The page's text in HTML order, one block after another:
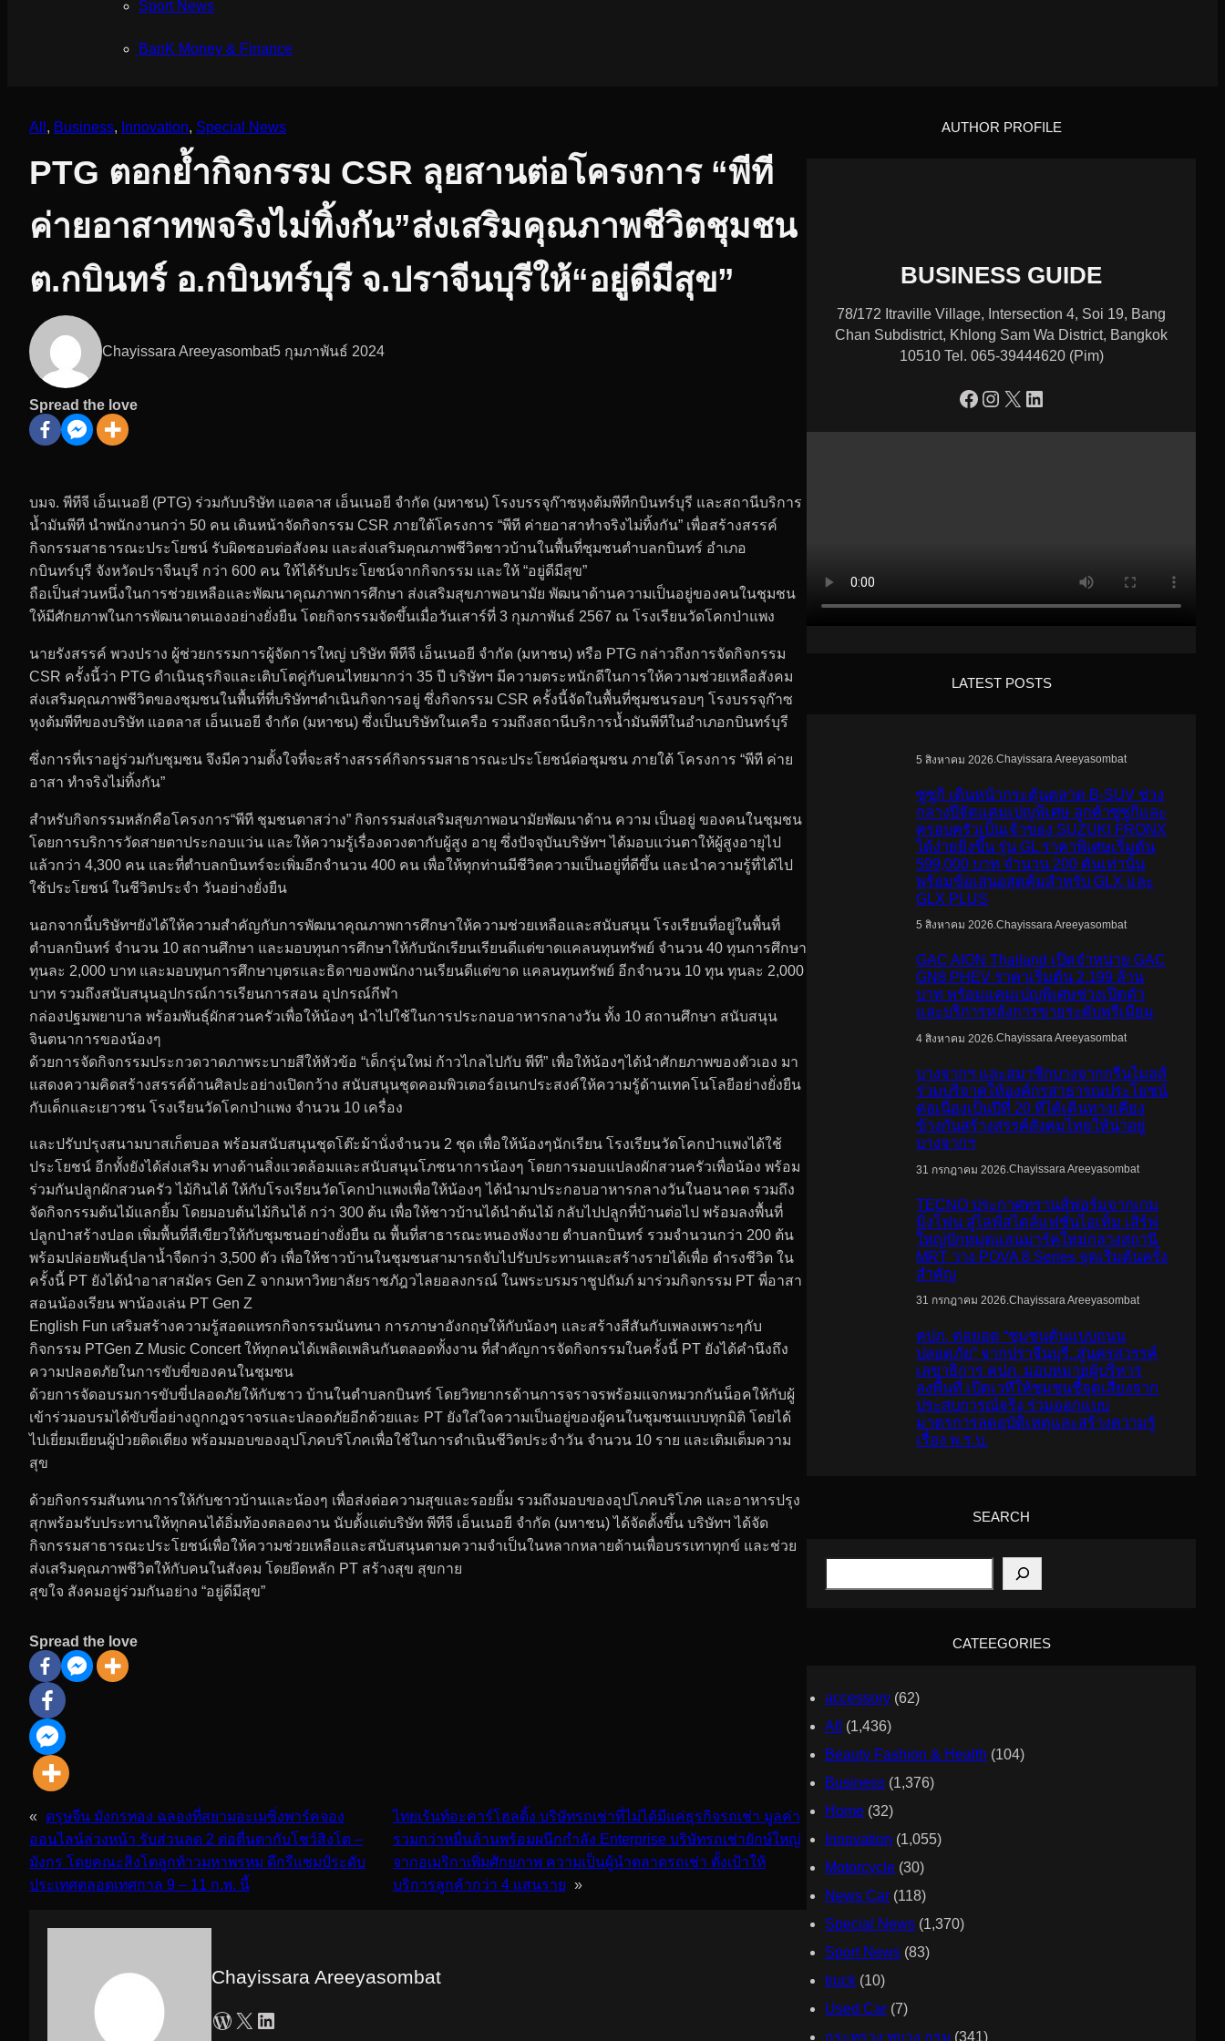
Sport News
ฺBanK Money & Finance
All , Business, Innovation, Special News
PTG ตอกย้ำกิจกรรม CSR ลุยสานต่อโครงการ “พีที
ค่ายอาสาทพจริงไม่ทิ้งกัน”ส่งเสริมคุณภาพชีวิตชุมชน
ต.กบินทร์ อ.กบินทร์บุรี จ.ปราจีนบุรีให้“อยู่ดีมีสุข”
Chayissara Areeyasombat5 กุมภาพันธ์ 2024
Spread the love
บมจ. พีทีจี เอ็นเนอยี (PTG) ร่วมกับบริษัท แอตลาส เอ็นเนอยี จำกัด (มหาชน) โรงบรรจุก๊าซหุงต้มพีทีกบินทร์บุรี และสถานีบริการ
น้ำมันพีที นำพนักงานกว่า 50 คน เดินหน้าจัดกิจกรรม CSR ภายใต้โครงการ “พีที ค่ายอาสาทำจริงไม่ทิ้งกัน” เพื่อสร้างสรรค์
กิจกรรมสาธารณะประโยชน์ รับผิดชอบต่อสังคม และส่งเสริมคุณภาพชีวิตชาวบ้านในพื้นที่ชุมชนตำบลกบินทร์ อำเภอ
กบินทร์บุรี จังหวัดปราจีนบุรี กว่า 600 คน ให้ได้รับประโยชน์จากกิจกรรม และให้ “อยู่ดีมีสุข”
ถือเป็นส่วนหนึ่งในการช่วยเหลือและพัฒนาคุณภาพการศึกษา ส่งเสริมสุขภาพอนามัย พัฒนาด้านความเป็นอยู่ของคนในชุมชน
ให้มีศักยภาพในการพัฒนาตนเองอย่างยั่งยืน โดยกิจกรรมจัดขึ้นเมื่อวันเสาร์ที่ 3 กุมภาพันธ์ 2567 ณ โรงเรียนวัดโคกป่าแพง
นายรังสรรค์ พวงปราง ผู้ช่วยกรรมการผู้จัดการใหญ่ บริษัท พีทีจี เอ็นเนอยี จำกัด (มหาชน) หรือ PTG กล่าวถึงการจัดกิจกรรม
CSR ครั้งนี้ว่า PTG ดำเนินธุรกิจและเติบโตคู่กับคนไทยมากว่า 35 ปี บริษัทฯ มีความตระหนักดีในการให้ความช่วยเหลือสังคม
ส่งเสริมคุณภาพชีวิตของชุมชนในพื้นที่ที่บริษัทฯดำเนินกิจการอยู่ ซึ่งกิจกรรม CSR ครั้งนี้จัดในพื้นที่ชุมชนรอบๆ โรงบรรจุก๊าซ
หุงต้มพีทีของบริษัท แอตลาส เอ็นเนอยี จำกัด (มหาชน) ซึ่งเป็นบริษัทในเครือ รวมถึงสถานีบริการน้ำมันพีทีในอำเภอกบินทร์บุรี
ซึ่งการที่เราอยู่ร่วมกับชุมชน จึงมีความตั้งใจที่จะสร้างสรรค์กิจกรรมสาธารณะประโยชน์ต่อชุมชน ภายใต้ โครงการ “พีที ค่าย
อาสา ทำจริงไม่ทิ้งกัน”
สำหรับกิจกรรมหลักคือโครงการ“พีที ชุมชนตาสว่าง” กิจกรรมส่งเสริมสุขภาพอนามัยพัฒนาด้าน ความ เป็นอยู่ ของคนในชุมชน
โดยการบริการวัดสายตาประกอบแว่น และให้ความรู้เรื่องดวงตากับผู้สูง อายุ ซึ่งปัจจุบันบริษัทฯ ได้มอบแว่นตาให้ผู้สูงอายุไป
แล้วกว่า 4,300 คน และที่ตำบลกบินทร์จะเพิ่มอีกจำนวน 400 คน เพื่อให้ทุกท่านมีชีวิตความเป็นอยู่ที่ดีขึ้น และนำความรู้ที่ได้ไป
ใช้ประโยชน์ ในชีวิตประจำ วันอย่างยั่งยืน
นอกจากนี้บริษัทฯยังได้ให้ความสำคัญกับการพัฒนาคุณภาพการศึกษาให้ความช่วยเหลือและสนับสนุน โรงเรียนที่อยู่ในพื้นที่
ตำบลกบินทร์ จำนวน 10 สถานศึกษา และมอบทุนการศึกษาให้กับนักเรียนเรียนดีแต่ขาดแคลนทุนทรัพย์ จำนวน 40 ทุนการศึกษา
ทุนละ 2,000 บาท และมอบทุนการศึกษาบุตรและธิดาของพนักงานเรียนดีแต่ขาด แคลนทุนทรัพย์ อีกจำนวน 10 ทุน ทุนละ 2,000
บาท รวมถึงสนับสนุนอุปกรณ์การเรียนการสอน อุปกรณ์กีฬา
กล่องปฐมพยาบาล พร้อมพันธุ์ผักสวนครัวเพื่อให้น้องๆ นำไปใช้ในการประกอบอาหารกลางวัน ทั้ง 10 สถานศึกษา สนับสนุน
จินตนาการของน้องๆ
ด้วยการจัดกิจกรรมประกวดวาดภาพระบายสีให้หัวข้อ “เด็กรุ่นใหม่ ก้าวไกลไปกับ พีที” เพื่อให้น้องๆได้นำศักยภาพของตัวเอง มา
แสดงความคิดสร้างสรรค์ด้านศิลปะอย่างเปิดกว้าง สนับสนุนชุดคอมพิวเตอร์อเนกประสงค์ให้ความรู้ด้านเทคโนโลยีอย่างยั่งยืน
กับเด็กและเยาวชน โรงเรียนวัดโคกป่าแพง จำนวน 10 เครื่อง
และปรับปรุงสนามบาสเก็ตบอล พร้อมสนับสนุนชุดโต๊ะม้านั่งจำนวน 2 ชุด เพื่อให้น้องๆนักเรียน โรงเรียนวัดโคกป่าแพงได้ใช้
ประโยชน์ อีกทั้งยังได้ส่งเสริม ทางด้านสิ่งแวดล้อมและสนับสนุนโภชนาการน้องๆ โดยการมอบแปลงผักสวนครัวเพื่อน้อง พร้อม
ร่วมกันปลูกผักสวนครัว ไม้กินได้ ให้กับโรงเรียนวัดโคกป่าแพงเพื่อให้น้องๆ ได้นำมาประกอบอาหารกลางวันในอนาคต รวมถึง
จัดกิจกรรมต้นไม้แลกยิ้ม โดยมอบต้นไม้กินได้ กว่า 300 ต้น เพื่อให้ชาวบ้านได้นำต้นไม้ กลับไปปลูกที่บ้านต่อไป พร้อมลงพื้นที่
ปลูกป่าสร้างปอด เพิ่มพื้นที่สีเขียวให้กับชุมชนอย่างยั่งยืน ณ พื้นที่สาธารณะหนองพังงาย ตำบลกบินทร์ รวมจำนวนกว่า 200 ต้น
พร้อมปล่อยพันธุ์ปลาน้ำจืดกว่า 3,500 ตัว เพื่อให้ชาวบ้านในชุมชนสามารถจับไปรับประทานและสร้างรายได้เพื่อ ดำรงชีวิต ใน
ครั้งนี้ PT ยังได้นำอาสาสมัคร Gen Z จากมหาวิทยาลัยราชภัฎวไลยอลงกรณ์ ในพระบรมราชูปถัมภ์ มาร่วมกิจกรรม PT พี่อาสา
สอนน้องเรียน พาน้องเล่น PT Gen Z
English Fun เสริมสร้างความรู้สอดแทรกกิจกรรมนันทนา การภาษาอังกฤษให้กับน้องๆ และสร้างสีสันกับเพลงเพราะๆกับ
กิจกรรม PTGen Z Music Concert ให้ทุกคนได้เพลิดเพลินกันตลอดทั้งงาน ที่สำคัญการจัดกิจกรรมในครั้งนี้ PT ยังได้คำนึงถึง
ความปลอดภัยในการขับขี่ของคนในชุมชน
ด้วยการจัดอบรมการขับขี่ปลอดภัยให้กับชาว บ้านในตำบลกบินทร์ โดยวิทยากรด้านการจราจรพร้อมแจกหมวกกันน็อคให้กับผู้
เข้าร่วมอบรมได้ขับขี่อย่างถูกกฎจราจรและปลอดภัยอีกด้วยและ PT ยังใส่ใจความเป็นอยู่ของผู้คนในชุมชนแบบทุกมิติ โดยได้
ไปเยี่ยมเยียนผู้ป่วยติดเตียง พร้อมมอบของอุปโภคบริโภคเพื่อใช้ในการดำเนินชีวิตประจำวัน จำนวน 10 ราย และเติมเต็มความ
สุข
ด้วยกิจกรรมสันทนาการให้กับชาวบ้านและน้องๆ เพื่อส่งต่อความสุขและรอยยิ้ม รวมถึงมอบของอุปโภคบริโภค และอาหารปรุง
สุกพร้อมรับประทานให้ทุกคนได้อิ่มท้องตลอดงาน นับตั้งแต่บริษัท พีทีจี เอ็นเนอยี จำกัด (มหาชน) ได้จัดตั้งขึ้น บริษัทฯ ได้จัด
กิจกรรมสาธารณะประโยชน์เพื่อให้ความช่วยเหลือและสนับสนุนตามความจำเป็นในหลากหลายด้านเพื่อบรรเทาทุกข์ และช่วย
ส่งเสริมคุณภาพชีวิตให้กับคนในสังคม โดยยึดหลัก PT สร้างสุข สุขกาย
สุขใจ สังคมอยู่ร่วมกันอย่าง “อยู่ดีมีสุข”
Spread the love
«
ตรุษจีน มังกรทอง ฉลองที่สยามอะเมซิ่งพาร์คจอง
ออนไลน์ล่วงหน้า รับส่วนลด 2 ต่อตื่นตากับโชว์สิงโต –
มังกร โดยคณะสิงโตลูกท้าวมหาพรหม ดีกรีแชมป์ระดับ
ประเทศตลอดเทศกาล 9 – 11 ก.พ. นี้
ไทยเร้นท์อะคาร์โฮลดิ้ง บริษัทรถเช่าที่ไม่ได้มีแค่ธุรกิจรถเช่า มูลค่า
รวมกว่าหมื่นล้านพร้อมผนึกกำลัง Enterprise บริษัทรถเช่ายักษ์ใหญ่
จากอเมริกาเพิ่มศักยภาพ ความเป็นผู้นำตลาดรถเช่า ตั้งเป้าให้
บริการลูกค้ากว่า 4 แสนราย »
Chayissara Areeyasombat
WordPress X LinkedIn
AUTHOR PROFILE
BUSINESS GUIDE
78/172 Itraville Village, Intersection 4, Soi 19, Bang
Chan Subdistrict, Khlong Sam Wa District, Bangkok
10510 Tel. 065-39444620 (Pim)
https://www.facebook.com/profile.php?id=100090086432719 Instagram X LinkedIn
LATEST POSTS
5 สิงหาคม 2026.Chayissara Areeyasombat
ซูซูกิ เดินหน้ากระตุ้นตลาด B-SUV ช่วง
กลางปีจัดแคมเปญพิเศษ ลูกค้าซูซูกิและ
ครอบครัวเป็นเจ้าของ SUZUKI FRONX
ได้ง่ายยิ่งขึ้น รุ่น GL ราคาพิเศษเริ่มต้น
599,000 บาท จำนวน 200 คันเท่านั้น
พร้อมข้อเสนอสุดคุ้มสำหรับ GLX และ
GLX PLUS
5 สิงหาคม 2026 .Chayissara Areeyasombat
GAC AION Thailand เปิดจำหน่าย GAC
GN8 PHEV ราคาเริ่มต้น 2.199 ล้าน
บาท พร้อมแคมเปญพิเศษช่วงเปิดตัว
และบริการหลังการขายระดับพรีเมียม
4 สิงหาคม 2026.Chayissara Areeyasombat
บางจากฯ และสมาชิกบางจากกรีนไมลส์
ร่วมบริจาคให้องค์กรสาธารณประโยชน์
ต่อเนื่องเป็นปีที่ 20 ที่ได้เดินทางเคียง
ข้างกันสร้างสรรค์สังคมไทยให้น่าอยู่
บางจากฯ
31 กรกฎาคม 2026.Chayissara Areeyasombat
TECNO ประกาศทรานส์ฟอร์มจากเกม
มิ่งโฟน สู่ไลฟ์สไตล์แฟชั่นไอเท็ม เสิร์ฟ
ใหญ่ปักหมุดแลนมาร์คใหม่กลางสถานี
MRT วาง POVA 8 Series จุดเริ่มต้นครั้ง
สำคัญ
31 กรกฎาคม 2026.Chayissara Areeyasombat
คปภ. ต่อยอด “ชุมชนต้นแบบถนน
ปลอดภัย” จากปราจีนบุรี..สู่นครสวรรค์
เลขาธิการ คปภ. มอบหมายผู้บริหาร
ลงพื้นที่ เปิดเวทีให้ชุมชนชี้จุดเสี่ยงจาก
ประสบการณ์จริง ร่วมออกแบบ
มาตรการลดอุบัติเหตุและสร้างความรู้
เรื่อง พ.ร.บ.
SEARCH
S
CATEEGORIES
accessory (62)
All
(1,436)
Beauty Fashion & Health (104)
Business (1,376)
Home (32)
Innovation (1,055)
Motorcycle (30)
News Car (118)
Special News (1,370)
Sport News (83)
truck (10)
Used Car (7)
กระทรวง ทบวง กรม (341)